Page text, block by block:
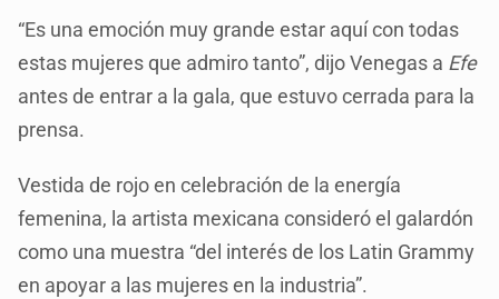
“Es una emoción muy grande estar aquí con todas
estas mujeres que admiro tanto”, dijo Venegas a Efe
antes de entrar a la gala, que estuvo cerrada para la
prensa.
Vestida de rojo en celebración de la energía
femenina, la artista mexicana consideró el galardón
como una muestra “del interés de los Latin Grammy
en apoyar a las mujeres en la industria”.